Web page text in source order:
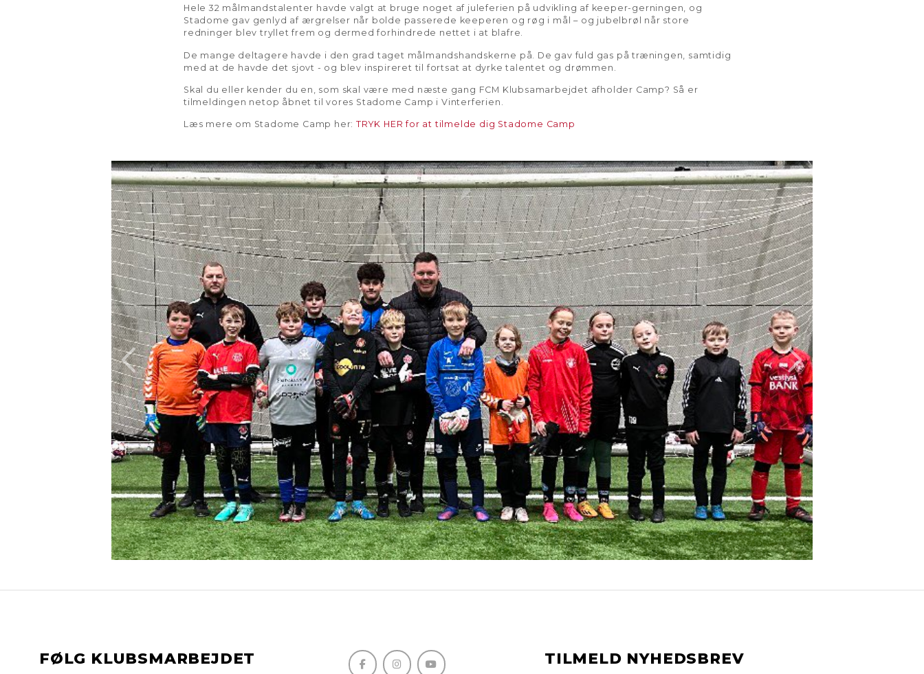
Hele 32 målmandstalenter havde valgt at bruge noget af juleferien på udvikling af keeper-gerningen, og
Stadome gav genlyd af ærgrelser når bolde passerede keeperen og røg i mål – og jubelbrøl når store
redninger blev tryllet frem og dermed forhindrede nettet i at blafre.
De mange deltagere havde i den grad taget målmandshandskerne på. De gav fuld gas på træningen, samtidig
med at de havde det sjovt - og blev inspireret til fortsat at dyrke talentet og drømmen.
Skal du eller kender du en, som skal være med næste gang FCM Klubsamarbejdet afholder Camp? Så er
tilmeldingen netop åbnet til vores Stadome Camp i Vinterferien.
Læs mere om Stadome Camp her:TRYK HER for at tilmelde dig Stadome Camp
FØLG KLUBSMARBEJDET TILMELD NYHEDSBREV